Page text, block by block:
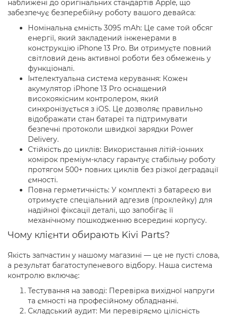
наближені до оригінальних стандартів Apple, що
забезпечує безперебійну роботу вашого девайса:
Номінальна ємність 3095 mAh: Це саме той обсяг
енергії, який закладений інженерами в
конструкцію iPhone 13 Pro. Ви отримуєте повний
світловий день активної роботи без обмежень у
функціоналі.
Інтелектуальна система керування: Кожен
акумулятор iPhone 13 Pro оснащений
високоякісним контролером, який
синхронізується з iOS. Це дозволяє правильно
відображати стан батареї та підтримувати
безпечні протоколи швидкої зарядки Power
Delivery.
Стійкість до циклів: Використання літій-іонних
комірок преміум-класу гарантує стабільну роботу
протягом 500+ повних циклів без різкої деградації
ємності.
Повна герметичність: У комплекті з батареєю ви
отримуєте спеціальний адгезив (проклейку) для
надійної фіксації деталі, що запобігає її
механічному пошкодженню всередині корпусу.
Чому клієнти обирають Kivi Parts?
Якість запчастин у нашому магазині — це не пусті слова,
а результат багатоступеневого відбору. Наша система
контролю включає:
Тестування на заводі: Перевірка вихідної напруги
та ємності на професійному обладнанні.
Складський аудит: Ми перевіряємо цілісність